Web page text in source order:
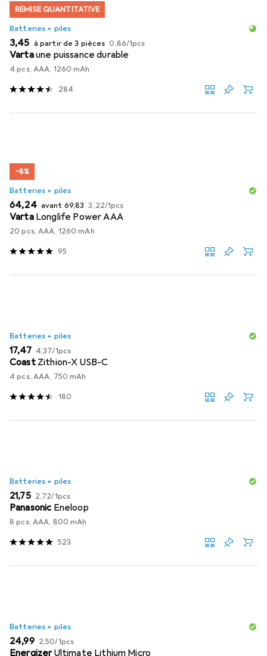
REMISE QUANTITATIVE
Batteries + piles
EUR
3,45 à partir de 3 pièces EUR
0,86/1pcs
Vartaune puissance durable
4 pcs, AAA, 1260 mAh
284
−8%
Batteries + piles
EUR
64,24 avant EUR
69,83 EUR
3,22/1pcs
Varta Longlife Power AAA
20 pcs, AAA, 1260 mAh
95
Batteries + piles
EUR
17,47 EUR
4,37/1pcs
Coast Zithion-X USB-C
4 pcs, AAA, 750 mAh
180
Batteries + piles
EUR
21,75 EUR
2,72/1pcs
Panasonic Eneloop
8 pcs, AAA, 800 mAh
523
Batteries + piles
EUR
24,99 EUR
2,50/1pcs
EnergizerUltimate Lithium Micro